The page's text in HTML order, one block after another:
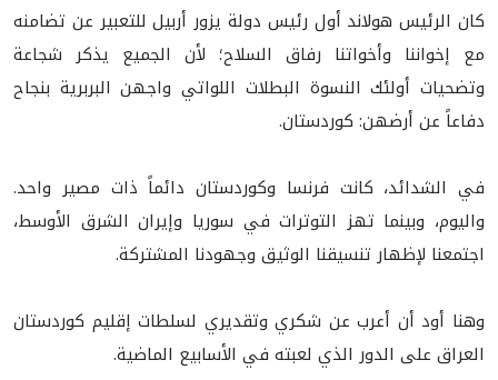
كان الرئيس هولاند أول رئيس دولة يزور أربيل للتعبير عن تضامنه
مع إخواننا وأخواتنا رفاق السلاح؛ لأن الجميع يذكر شجاعة
وتضحيات أولئك النسوة البطلات اللواتي واجهن البربرية بنجاح
دفاعاً عن أرضهن: كوردستان.
في الشدائد، كانت فرنسا وكوردستان دائماً ذات مصير واحد.
واليوم، وبينما تهز التوترات في سوريا وإيران الشرق الأوسط،
اجتمعنا لإظهار تنسيقنا الوثيق وجهودنا المشتركة.
وهنا أود أن أعرب عن شكري وتقديري لسلطات إقليم كوردستان
العراق على الدور الذي لعبته في الأسابيع الماضية.